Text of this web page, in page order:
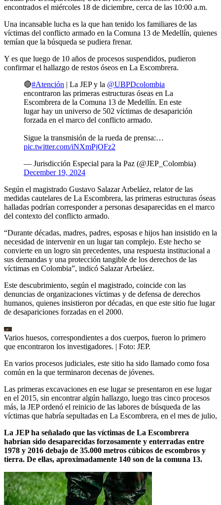
encontrados el miércoles 18 de diciembre, cerca de las 10:00 a.m.
Una incansable lucha es la que han tenido los familiares de las
víctimas del conflicto armado en la Comuna 13 de Medellín, quienes
temían que la búsqueda se pudiera frenar.
Y es que luego de 10 años de procesos suspendidos, pudieron
confirmar el hallazgo de restos óseos en La Escombrera.
🔴#Atención | La JEP y la @UBPDcolombia
encontraron las primeras estructuras óseas en La
Escombrera de la Comuna 13 de Medellín. En este
lugar hay un universo de 502 víctimas de desaparición
forzada en el marco del conflicto armado.
Sigue la transmisión de la rueda de prensa:…
pic.twitter.com/iNXmPjOFz2
— Jurisdicción Especial para la Paz (@JEP_Colombia)
December 19, 2024
Según el magistrado Gustavo Salazar Arbeláez, relator de las
medidas cautelares de La Escombrera, las primeras estructuras óseas
halladas podrían corresponder a personas desaparecidas en el marco
del contexto del conflicto armado.
“Durante décadas, madres, padres, esposas e hijos han insistido en la
necesidad de intervenir en un lugar tan complejo. Este hecho se
convierte en un logro sin precedentes, una respuesta institucional a
sus demandas y una protección tangible de los derechos de las
víctimas en Colombia”, indicó Salazar Arbeláez.
Este descubrimiento, según el magistrado, coincide con las
denuncias de organizaciones víctimas y de defensa de derechos
humanos, quienes insistieron por décadas, en que este sitio fue lugar
de desapariciones forzadas en el 2000.
Varios huesos, correspondientes a dos cuerpos, fueron lo primero
que encontraron los investigadores. | Foto: JEP.
En varios procesos judiciales, este sitio ha sido llamado como fosa
común en la que terminaron decenas de jóvenes.
Las primeras excavaciones en ese lugar se presentaron en ese lugar
en el 2015, sin encontrar algún hallazgo, luego tras cinco procesos
más, la JEP ordenó el reinicio de las labores de búsqueda de las
víctimas que habría sepultadas en La Escombrera, en el mes de julio,
La JEP ha señalado que las víctimas de La Escombrera
habrían sido desaparecidas forzosamente y enterradas entre
1978 y 2016 debajo de 35.000 metros cúbicos de escombros y
tierra. De ellas, aproximadamente 140 son de la comuna 13.